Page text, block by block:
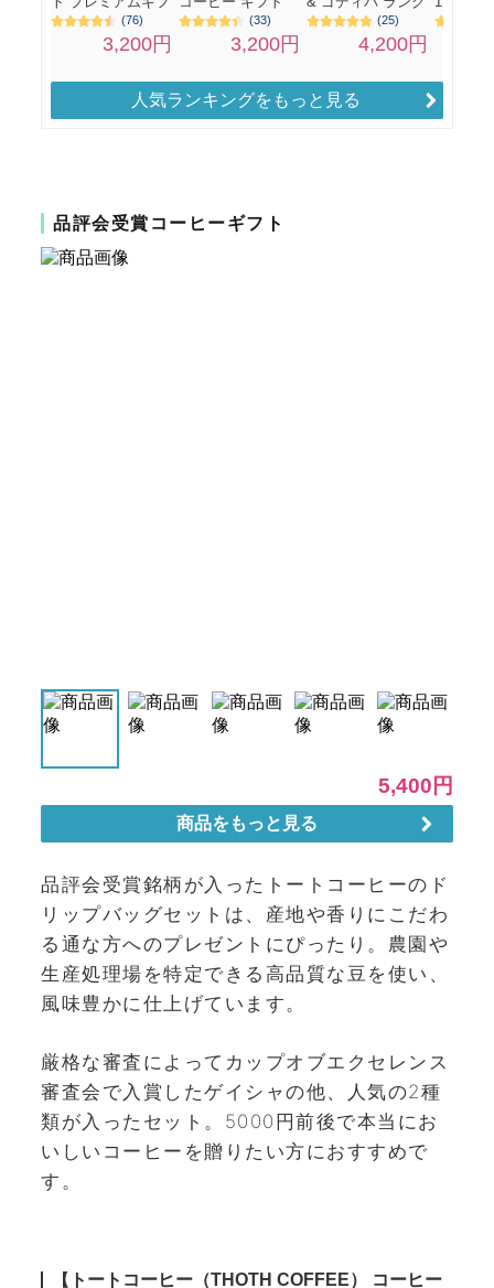
人気ランキングをもっと見る
品評会受賞コーヒーギフト
品評会受賞銘柄が入ったトートコーヒーのド
リップバッグセットは、産地や香りにこだわ
る通な方へのプレゼントにぴったり。農園や
生産処理場を特定できる高品質な豆を使い、
風味豊かに仕上げています。
厳格な審査によってカップオブエクセレンス
審査会で入賞したゲイシャの他、人気の2種
類が入ったセット。5000円前後で本当にお
いしいコーヒーを贈りたい方におすすめで
す。